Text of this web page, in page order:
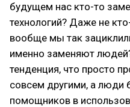
будущем нас кто-то
технологий? Даже не
вообще мы так
именно заменяют
тенденция, что просто
совсем другими, а люди
помощников в